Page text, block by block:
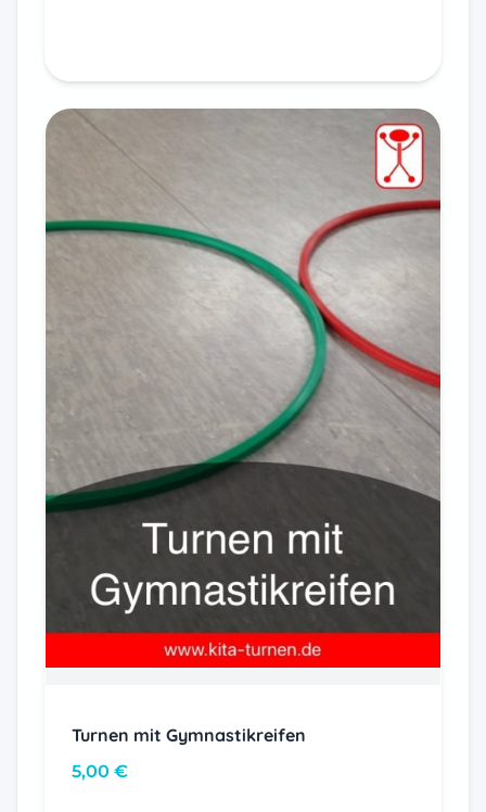
Turnen mit Gymnastikreifen
5,00 €